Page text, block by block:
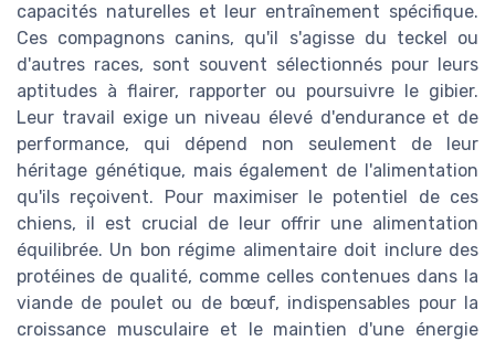
capacités naturelles et leur entraînement spécifique.
Ces compagnons canins, qu'il s'agisse du teckel ou
d'autres races, sont souvent sélectionnés pour leurs
aptitudes à flairer, rapporter ou poursuivre le gibier.
Leur travail exige un niveau élevé d'endurance et de
performance, qui dépend non seulement de leur
héritage génétique, mais également de l'alimentation
qu'ils reçoivent. Pour maximiser le potentiel de ces
chiens, il est crucial de leur offrir une alimentation
équilibrée. Un bon régime alimentaire doit inclure des
protéines de qualité, comme celles contenues dans la
viande de poulet ou de bœuf, indispensables pour la
croissance musculaire et le maintien d'une énergie